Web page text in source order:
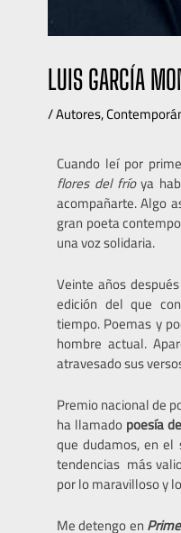
LUIS GARCÍA
/Autores,
Cuando leí por
flores del fríoya
acompañarte.Algo
gran poeta
una voz solidaria.
Veinte años
edición del que
tiempo.Poemas y
hombre actual.
atravesado sus
Premio nacional de
ha llamadopoesía
que dudamos, en
tendencias más
por lo maravilloso y
Me detengo en